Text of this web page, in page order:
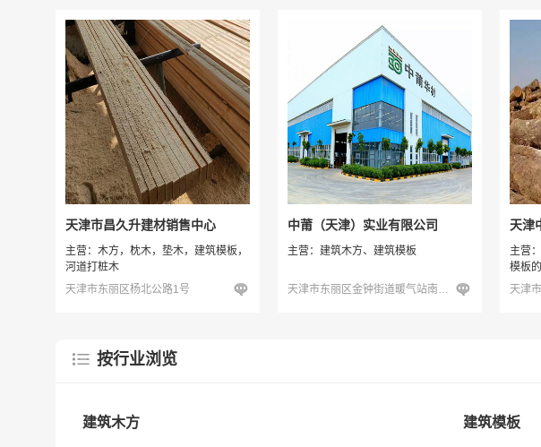
天津市昌久升建材销售中心
主营：木方，枕木，垫木，建筑模板，
河道打桩木
天津市东丽区杨北公路1号
中莆（天津）实业有限公司
主营：建筑木方、建筑模板
天津市东丽区金钟街道暖气站南侧（1号库-12号）
天津
主营
模板
按行业浏览
建筑木方 建筑模板